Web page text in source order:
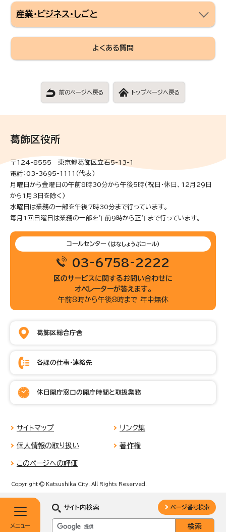
産業・ビジネス・しごと
よくある質問
前のページへ戻る トップページへ戻る
メニュー
サイト内検索 ページ番号検索
葛飾区役所
〒124-8555 東京都葛飾区立石5-13-1
電話：03-3695-1111（代表）
月曜日から金曜日の午前8時30分から午後5時(祝日・休日、12月29日
から1月3日を除く)
水曜日は業務の一部を午後7時30分まで行っています。
毎月1回日曜日は業務の一部を午前9時から正午まで行っています。
コールセンター (はなしょうぶコール)
03-6758-2222
区のサービスに関するお問い合わせに
オペレーターが答えます。
午前8時から午後8時まで 年中無休
葛飾区総合庁舎
各課の仕事・連絡先
休日開庁窓口の開庁時間と取扱業務
サイトマップ リンク集
個人情報の取り扱い 著作権
このページへの評価
Copyright © Katsushika City, All Rights Reserved.